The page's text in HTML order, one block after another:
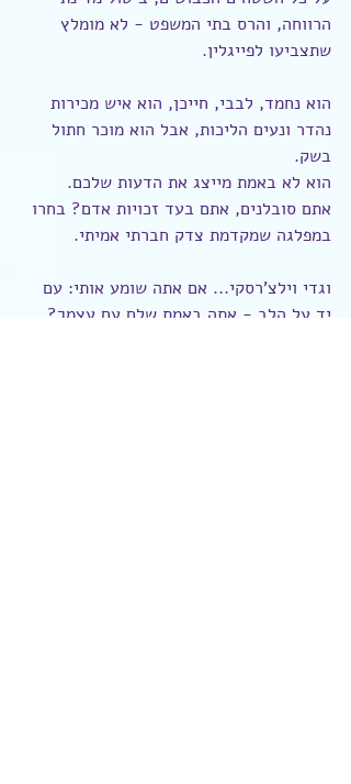
הרווחה, והרס בתי המשפט - לא מומלץ
שתצביעו לפייגלין.
הוא נחמד, לבבי, חייכן, הוא איש מכירות
נהדר ונעים הליכות, אבל הוא מוכר חתול
בשק.
הוא לא באמת מייצג את הדעות שלכם.
אתם סובלנים, אתם בעד זכויות אדם? בחרו
במפלגה שמקדמת צדק חברתי אמיתי.
וגדי וילצ'רסקי... אם אתה שומע אותי: עם
יד על הלב - אתה באמת שלם עם עצמך?